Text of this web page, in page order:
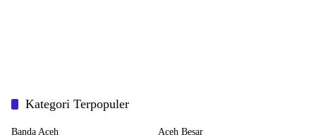
Kategori Terpopuler
Banda Aceh Aceh Besar